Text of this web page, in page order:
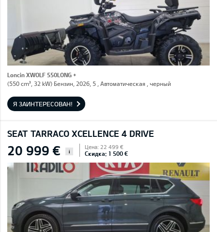
Loncin XWOLF 550LONG +
(550 cm³, 32 kW) Бензин, 2026, 5 , Автоматическая , черный
Я ЗАИНТЕРЕСОВАН!
SEAT TARRACO XCELLENCE 4 DRIVE
20 999 € i
Цена: 22 499 €
Скидка: 1 500 €